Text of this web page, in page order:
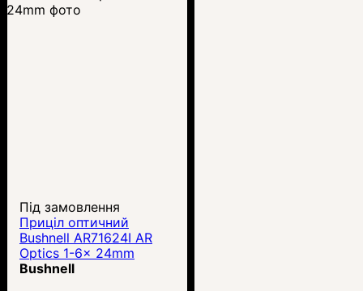
Під замовлення
Приціл оптичний
Bushnell AR71624I AR
Optics 1-6x 24mm
Bushnell